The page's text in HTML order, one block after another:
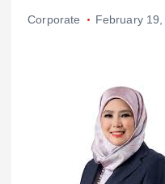
Corporate February 19,